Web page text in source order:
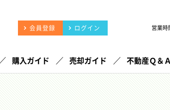
会員登録 ログイン 営業
購入ガイド 売却ガイド 不動産Ｑ＆Ａ